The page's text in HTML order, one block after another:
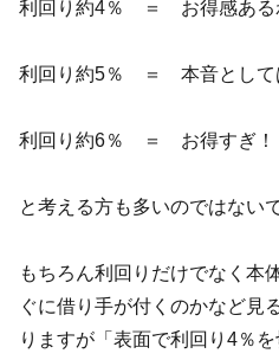
利回り約4％ ＝ お得感ある
利回り約5％ ＝ 本音として
利回り約6％ ＝ お得すぎ！
と考える方も多いのではない
もちろん利回りだけでなく本
ぐに借り手が付くのかなど見
りますが「表面で利回り4％